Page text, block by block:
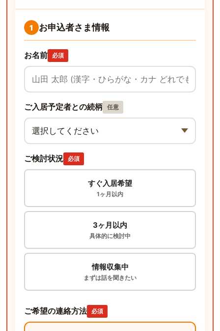
1 お申込者さま情報
お名前 必須
ご入居予定者との続柄 任意
ご検討状況 必須
すぐ入居希望
1ヶ月以内
3ヶ月以内
具体的に検討中
情報収集中
まずは話を聞きたい
ご希望の連絡方法 必須